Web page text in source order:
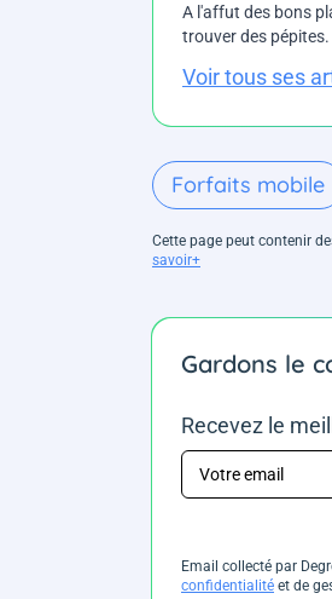
A l'affut des bons
trouver des pépites.
Voir tous ses
Forfaits mobile
Cette page peut contenir
savoir+
Gardons le
Recevez le
Email collecté par
confidentialité et de